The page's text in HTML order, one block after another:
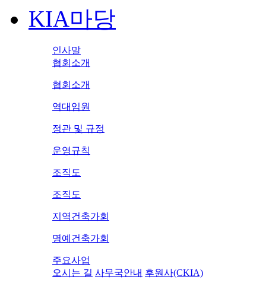
KIA마당
인사말
협회소개
협회소개
역대임원
정관 및 규정
운영규칙
조직도
조직도
지역건축가회
명예건축가회
주요사업
오시는 길 사무국안내 후원사(CKIA)